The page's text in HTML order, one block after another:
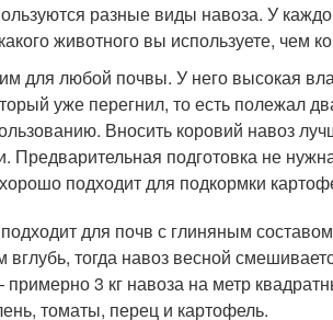
разные виды навоза. У
животного вы используете, чем
для любой почвы. У него высокая
уже перегнил, то есть полежал
Вносить коровий навоз
Предварительная подготовка не
подходит для подкормки
для почв с глиняным
вглубь, тогда навоз весной
3 кг навоза на метр
томаты, перец и картофель.